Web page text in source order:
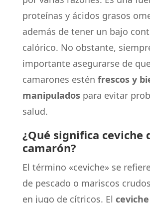
proteínas y ácidos grasos
además de tener un bajo
calórico. No obstante,
importante asegurarse de
camarones estén frescos y
manipuladospara evitar
salud.
¿Qué significa ceviche
camarón?
El término «ceviche» se
de pescado o mariscos
en jugo de cítricos. El